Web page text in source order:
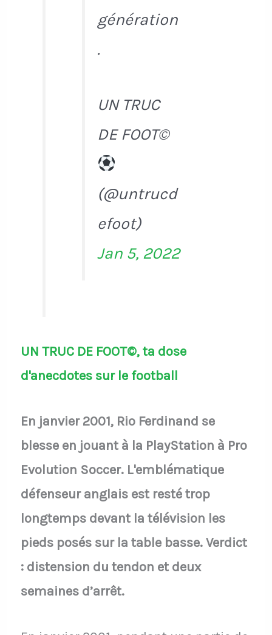
génération
.
UN TRUC
DE FOOT©
(@untrucd
efoot)
Jan 5, 2022
UN TRUC DE FOOT©, ta dose
d'anecdotes sur le football
En janvier 2001, Rio Ferdinand se
blesse en jouant à la PlayStation à Pro
Evolution Soccer. L'emblématique
défenseur anglais est resté trop
longtemps devant la télévision les
pieds posés sur la table basse. Verdict
: distension du tendon et deux
semaines d’arrêt.